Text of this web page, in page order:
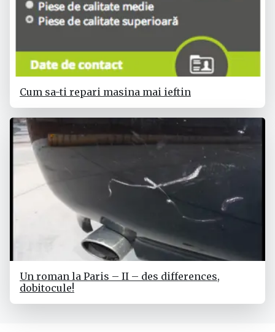
Cum sa-ti repari masina mai ieftin
Un roman la Paris – II – des differences,
dobitocule!